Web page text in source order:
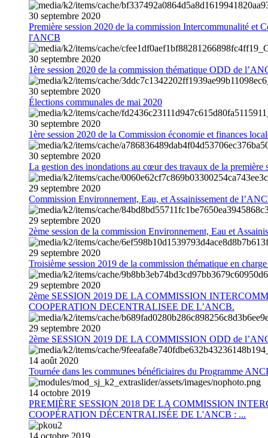
30 septembre 2020
Première session 2020 de la commission Intercommunalité et
l'ANCB
30 septembre 2020
1ère session 2020 de la commission thématique ODD de
30 septembre 2020
Élections communales de mai 2020
30 septembre 2020
1ère session 2020 de la Commission économie et finances
30 septembre 2020
La gestion des inondations au cœur des travaux de la première
29 septembre 2020
Commission Environnement, Eau, et Assainissement de
29 septembre 2020
2ème session de la commission Environnement, Eau et
29 septembre 2020
Troisième session 2019 de la commission thématique en
29 septembre 2020
2ème SESSION 2019 DE LA COMMISSION
COOPERATION DECENTRALISEE DE L’ANCB.
29 septembre 2020
2ème SESSION 2019 DE LA COMMISSION ODD de
14 août 2020
Tournée dans les communes bénéficiaires du Programme
14 octobre 2019
PREMIÈRE SESSION 2018 DE LA COMMISSION
COOPÉRATION DÉCENTRALISÉE DE L'ANCB : ...
14 octobre 2019